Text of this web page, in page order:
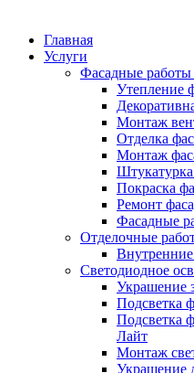
Главная
Услуги
Фасадные работы
Утепление
Монтаж
Отделка
Монтаж
Штукатурка
Покраска
Ремонт
Фасадные
Отделочные
Светодиодное
Украшение
Подсветка
Подсветка
Лайт
Монтаж
Украшение